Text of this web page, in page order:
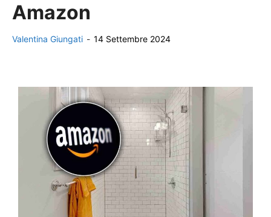
Amazon
Valentina Giungati - 14 Settembre 2024